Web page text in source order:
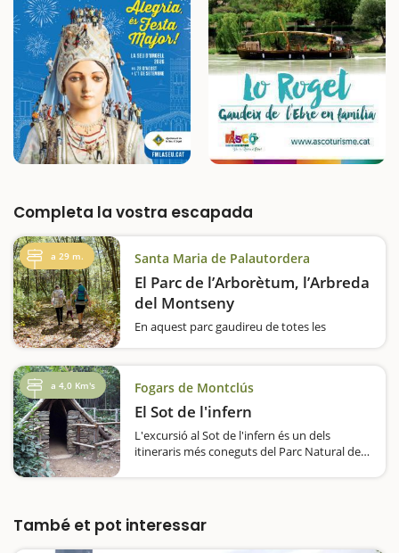
Completa la vostra escapada
a 29 m. Santa Maria de Palautordera
El Parc de l’Arborètum, l’Arbreda
del Montseny
En aquest parc gaudireu de totes les
Montseny hi ha una gran varietat d'espècies.
…
a 4,0 Km's Fogars de Montclús
El Sot de l'infern
L'excursió al Sot de l'infern és un dels
itineraris més coneguts del Parc Natural del
També et pot interessar